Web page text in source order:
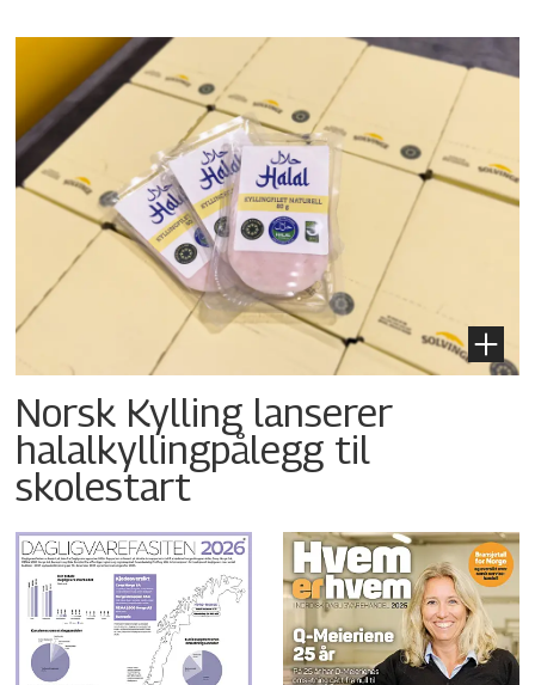
Norsk Kylling lanserer
halalkyllingpålegg til
skolestart